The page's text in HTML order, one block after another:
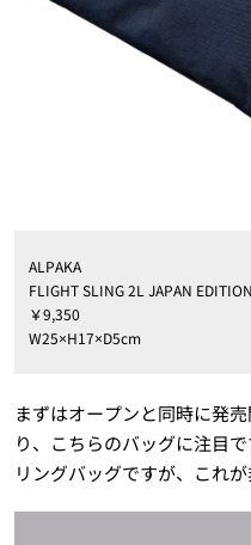
ALPAKA
FLIGHT SLING 2L JAPAN EDITION
￥9,350
W25×H17×D5cm
まずはオープンと同時に発
り、こちらのバッグに注目
リングバッグですが、これ